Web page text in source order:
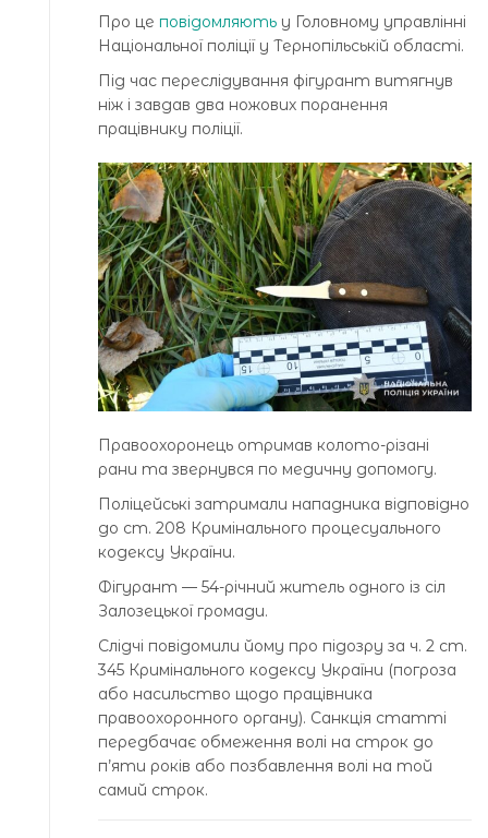
Про це повідомляють у Головному управлінні
Національної поліції у Тернопільській області.
Під час переслідування фігурант витягнув
ніж і завдав два ножових поранення
працівнику поліції.
Правоохоронець отримав колото-різані
рани та звернувся по медичну допомогу.
Поліцейські затримали нападника відповідно
до ст. 208 Кримінального процесуального
кодексу України.
Фігурант — 54-річний житель одного із сіл
Залозецької громади.
Слідчі повідомили йому про підозру за ч. 2 ст.
345 Кримінального кодексу України (погроза
або насильство щодо працівника
правоохоронного органу). Санкція статті
передбачає обмеження волі на строк до
п’яти років або позбавлення волі на той
самий строк.